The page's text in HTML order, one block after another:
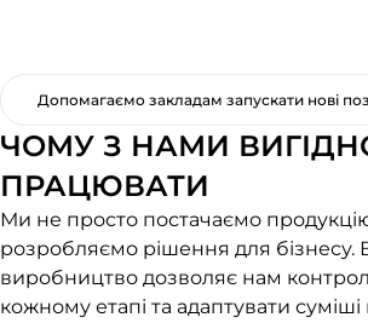
Допомагаємо закладам запускати нові
ЧОМУ З НАМИ
ПРАЦЮВАТИ
Ми не просто постачаємо
розробляємо рішення для бізнесу.
виробництво дозволяє нам
кожному етапі та адаптувати